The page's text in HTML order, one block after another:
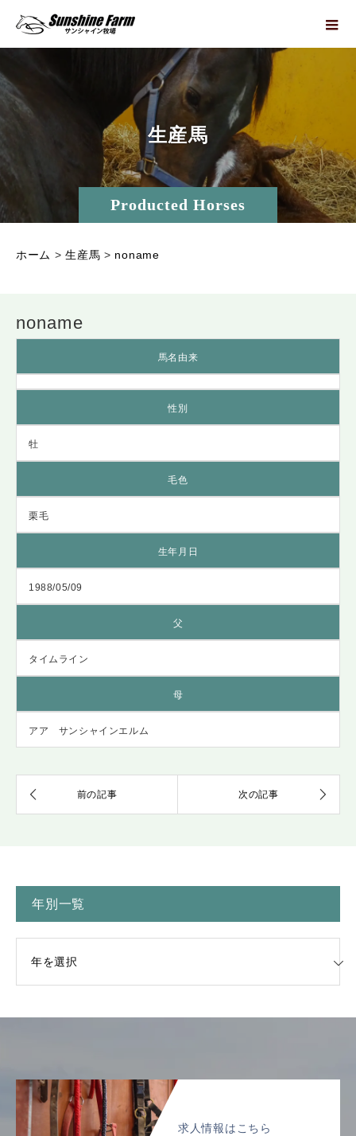
Producted Horses
生産馬
ホーム >生産馬 > noname
noname
馬名由来
性別
牡
毛色
栗毛
生年月日
1988/05/09
父
タイムライン
母
アア サンシャインエルム
年別一覧
求人情報はこちら